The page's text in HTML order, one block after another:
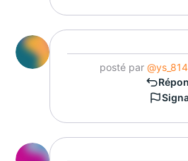
posté par